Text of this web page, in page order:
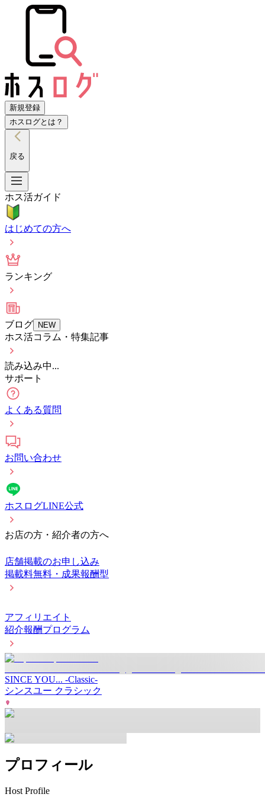
新規登録
ホスログとは？
戻る
ホス活ガイド
はじめての方へ
ランキング
ブログ NEW
ホス活コラム・特集記事
読み込み中...
サポート
よくある質問
お問い合わせ
ホスログLINE公式
お店の方・紹介者の方へ
店舗掲載のお申し込み
掲載料無料・成果報酬型
アフィリエイト
紹介報酬プログラム
SINCE YOU... -Classic-
シンスユー クラシック
プロフィール
Host Profile